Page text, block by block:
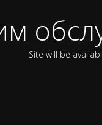
Site will be